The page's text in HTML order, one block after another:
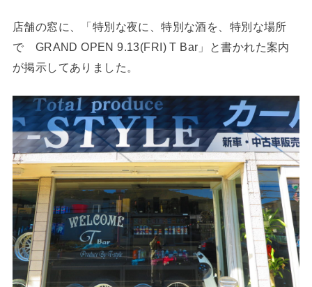
店舗の窓に、「特別な夜に、特別な酒を、特別な場所
で GRAND OPEN 9.13(FRI) T Bar」と書かれた案内
が掲示してありました。